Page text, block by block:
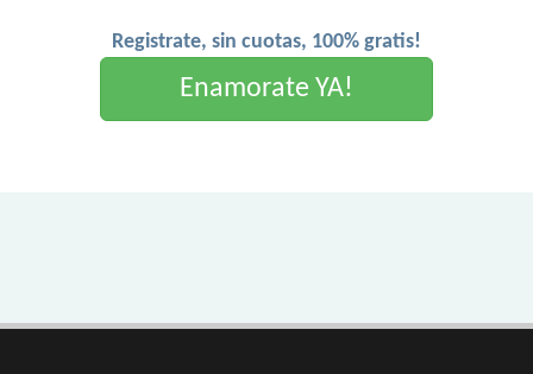
Registrate, sin cuotas, 100% gratis!
Enamorate YA!